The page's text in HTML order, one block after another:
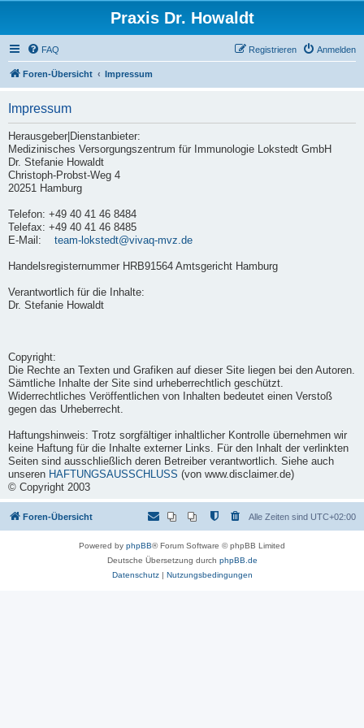
Praxis Dr. Howaldt
FAQ Anmelden
Registrieren
Foren-Übersicht Impressum
Impressum
Herausgeber|Dienstanbieter:
Medizinisches Versorgungszentrum für Immunologie Lokstedt GmbH
Dr. Stefanie Howaldt
Christoph-Probst-Weg 4
20251 Hamburg
Telefon: +49 40 41 46 8484
Telefax: +49 40 41 46 8485
E-Mail: team-lokstedt@vivaq-mvz.de
Handelsregisternummer HRB91564 Amtsgericht Hamburg
Verantwortlich für die Inhalte:
Dr. Stefanie Howaldt
Copyright:
Die Rechte an Texten und Grafiken auf dieser Site liegen bei den Autoren.
Sämtliche Inhalte der Site sind urheberrechtlich geschützt.
Widerrechtliches Veröffentlichen von Inhalten bedeutet einen Verstoß
gegen das Urheberrecht.
Haftungshinweis: Trotz sorgfältiger inhaltlicher Kontrolle übernehmen wir
keine Haftung für die Inhalte externer Links. Für den Inhalt der verlinkten
Seiten sind ausschließlich deren Betreiber verantwortlich. Siehe auch
unseren HAFTUNGSAUSSCHLUSS (von www.disclaimer.de)
© Copyright 2003
Foren-Übersicht Alle Zeiten sind UTC+02:00
Powered by phpBB® Forum Software © phpBB Limited
Deutsche Übersetzung durch phpBB.de
Datenschutz| Nutzungsbedingungen